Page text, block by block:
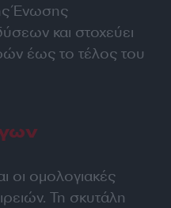
Ένωσης
και στοχεύει
έως το τέλος του
οι ομολογιακές
Τη σκυτάλη